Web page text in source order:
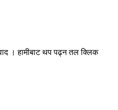
। हामीबाट थप पढ्न तल क्लिक